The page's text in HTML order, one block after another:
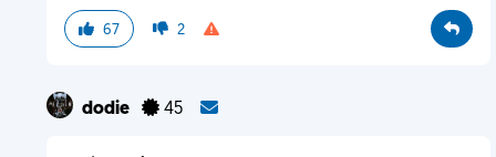
67 2
dodie 45